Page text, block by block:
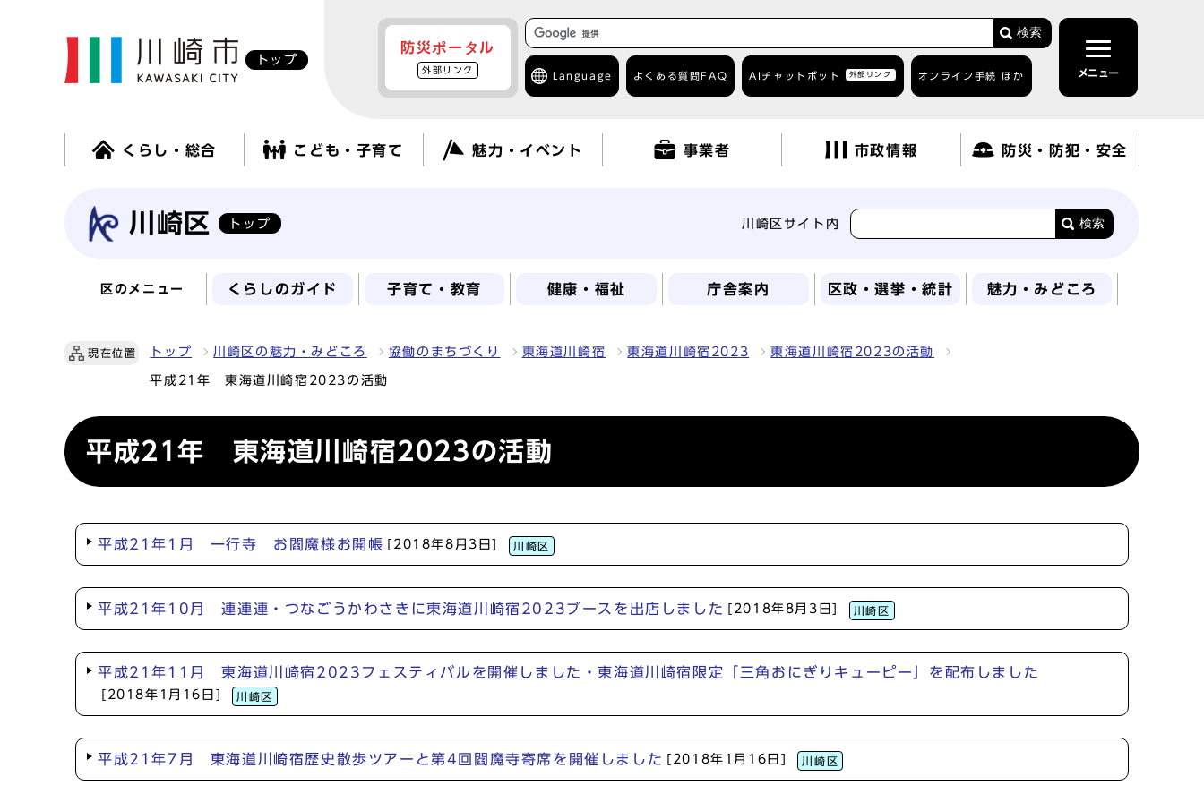
トップ
防災ポータル
外部リンク
検索
Language よくある質問 FAQ AIチャットボット 外部リンク オンライン手続 ほか メニュー
くらし・総合 こども・子育て 魅力・イベント 事業者 市政情報 防災・防犯・安全
川崎区 トップ 川崎区サイト内 検索
区のメニュー くらしのガイド 子育て・教育 健康・福祉 庁舎案内 区政・選挙・統計 魅力・みどころ
現在位置 トップ 川崎区の魅力・みどころ 協働のまちづくり 東海道川崎宿 東海道川崎宿2023 東海道川崎宿2023の活動
平成21年 東海道川崎宿2023の活動
平成21年 東海道川崎宿2023の活動
平成21年1月 一行寺 お閻魔様お開帳 [2018年8月3日] 川崎区
平成21年10月 連連連・つなごうかわさきに東海道川崎宿2023ブースを出店しました [2018年8月3日] 川崎区
平成21年11月 東海道川崎宿2023フェスティバルを開催しました・東海道川崎宿限定「三角おにぎりキューピー」を配布しました
[2018年1月16日] 川崎区
平成21年7月 東海道川崎宿歴史散歩ツアーと第4回閻魔寺寄席を開催しました [2018年1月16日] 川崎区